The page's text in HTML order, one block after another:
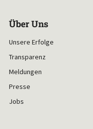
Über Uns
Unsere Erfolge
Transparenz
Meldungen
Presse
Jobs